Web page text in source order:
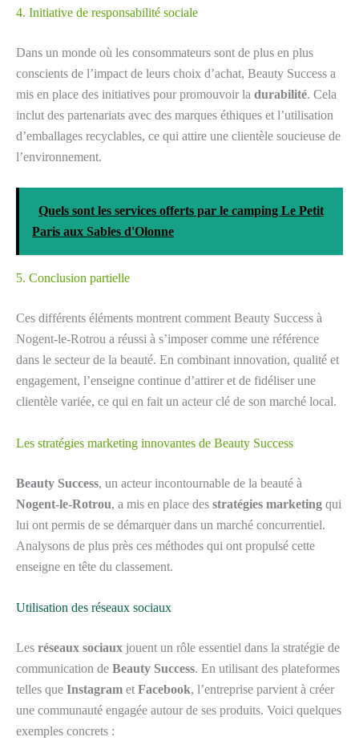
4. Initiative de responsabilité sociale
Dans un monde où les consommateurs sont de plus en plus
conscients de l’impact de leurs choix d’achat, Beauty Success a
mis en place des initiatives pour promouvoir la durabilité. Cela
inclut des partenariats avec des marques éthiques et l’utilisation
d’emballages recyclables, ce qui attire une clientèle soucieuse de
l’environnement.
Quels sont les services offerts par le camping Le Petit
Paris aux Sables d'Olonne
5. Conclusion partielle
Ces différents éléments montrent comment Beauty Success à
Nogent-le-Rotrou a réussi à s’imposer comme une référence
dans le secteur de la beauté. En combinant innovation, qualité et
engagement, l’enseigne continue d’attirer et de fidéliser une
clientèle variée, ce qui en fait un acteur clé de son marché local.
Les stratégies marketing innovantes de Beauty Success
Beauty Success, un acteur incontournable de la beauté à
Nogent-le-Rotrou, a mis en place des stratégies marketing qui
lui ont permis de se démarquer dans un marché concurrentiel.
Analysons de plus près ces méthodes qui ont propulsé cette
enseigne en tête du classement.
Utilisation des réseaux sociaux
Les réseaux sociaux jouent un rôle essentiel dans la stratégie de
communication de Beauty Success. En utilisant des plateformes
telles que Instagram et Facebook, l’entreprise parvient à créer
une communauté engagée autour de ses produits. Voici quelques
exemples concrets :